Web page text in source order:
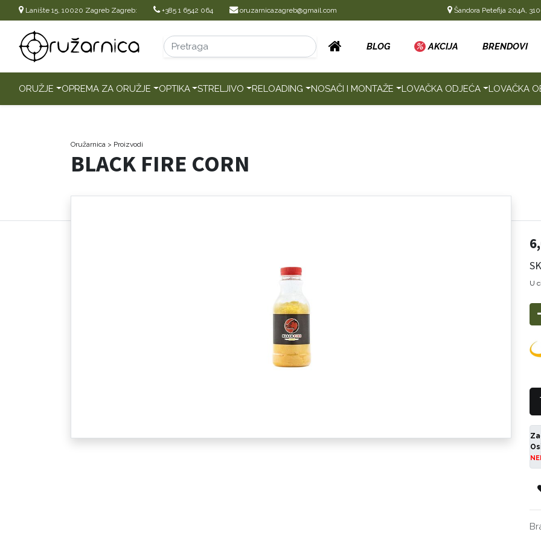
Lanište 15, 10020 Zagreb Zagreb: +385 1 6542 064 oruzarnicazagreb@gmail.com Šandora Petefija 204A,
BLOG % AKCIJA BRENDOVI
ORUŽJE OPREMA ZA ORUŽJE OPTIKA STRELJIVO RELOADING NOSAČI I MONTAŽE LOVAČKA ODJEĆA LOVAČKA
Oružarnica > Proizvodi
BLACK FIRE CORN
U